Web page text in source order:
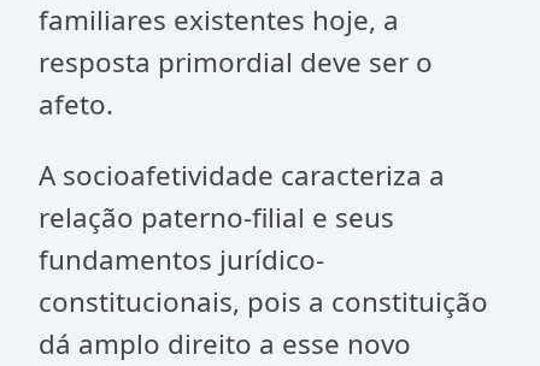
familiares existentes hoje, a
resposta primordial deve ser o
afeto.
A socioafetividade caracteriza a
relação paterno-filial e seus
fundamentos jurídico-
constitucionais, pois a constituição
dá amplo direito a esse novo